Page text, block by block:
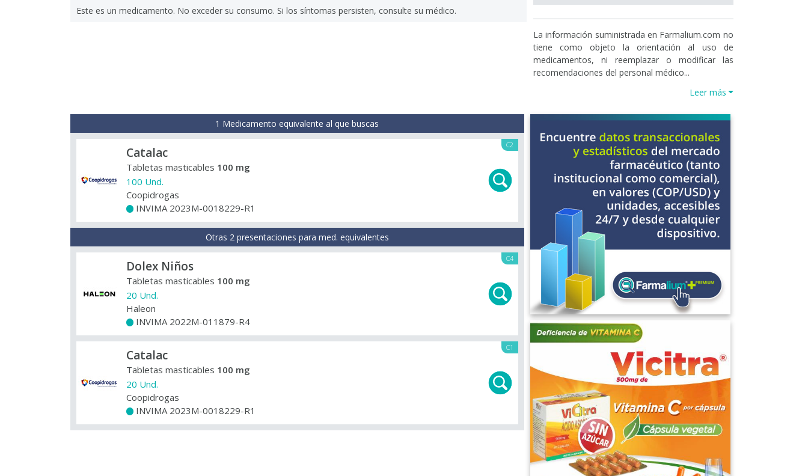
Este es un medicamento. No exceder su consumo. Si los síntomas persisten, consulte su médico.
La información suministrada en Farmalium.com no
tiene como objeto la orientación al uso de
medicamentos, ni reemplazar o modificar las
recomendaciones del personal médico...
Leer más
1 Medicamento equivalente al que buscas
C2
Catalac
Tabletas masticables 100 mg
100 Und.
Coopidrogas
INVIMA 2023M-0018229-R1
Otras 2 presentaciones para med. equivalentes
C4
Dolex Niños
Tabletas masticables 100 mg
20 Und.
Haleon
INVIMA 2022M-011879-R4
C1
Catalac
Tabletas masticables 100 mg
20 Und.
Coopidrogas
INVIMA 2023M-0018229-R1